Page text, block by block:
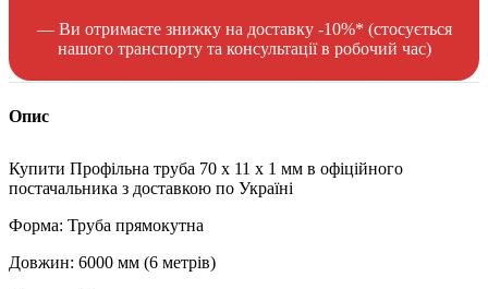
— Ви отримаєте знижку на доставку -10%* (стосується
нашого транспорту та консультації в робочий час)
Опис
Купити Профільна труба 70 x 11 x 1 мм в офіційного
постачальника з доставкою по Україні
Форма: Труба прямокутна
Довжин: 6000 мм (6 метрів)